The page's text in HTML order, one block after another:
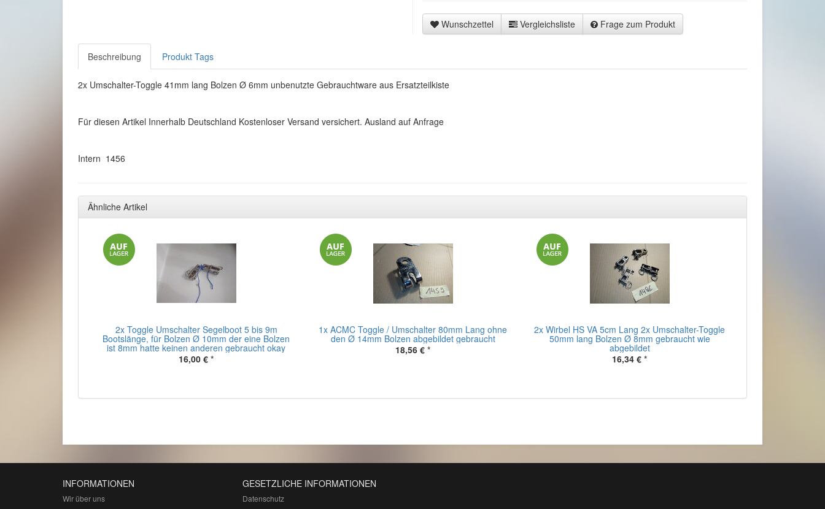
Wunschzettel Vergleichsliste Frage zum Produkt
Beschreibung Produkt Tags
2x Umschalter-Toggle 41mm lang Bolzen Ø 6mm unbenutzte Gebrauchtware aus Ersatzteilkiste
Für diesen Artikel Innerhalb Deutschland Kostenloser Versand versichert. Ausland auf Anfrage
Intern 1456
Ähnliche Artikel
2x Toggle Umschalter Segelboot 5 bis 9m
Bootslänge, für Bolzen Ø 10mm der eine Bolzen
ist 8mm hatte keinen anderen gebraucht okay
16,00 € *
1x ACMC Toggle / Umschalter 80mm Lang ohne
den Ø 14mm Bolzen abgebildet gebraucht
18,56 € *
2x Wirbel HS VA 5cm Lang 2x Umschalter-Toggle
50mm lang Bolzen Ø 8mm gebraucht wie
abgebildet
16,34 € *
INFORMATIONEN
Wir über uns
GESETZLICHE INFORMATIONEN
Datenschutz